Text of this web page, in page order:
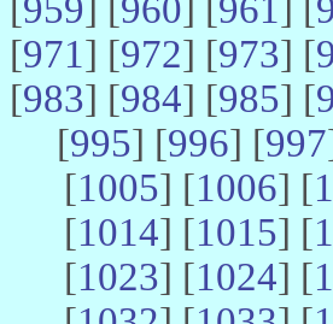
959 960 961
[971] [972] [973] [
[983] [984] [985] [
[995] [996] [997
[1005] [1006] [
[1014] [1015] [
[1023] [1024] [